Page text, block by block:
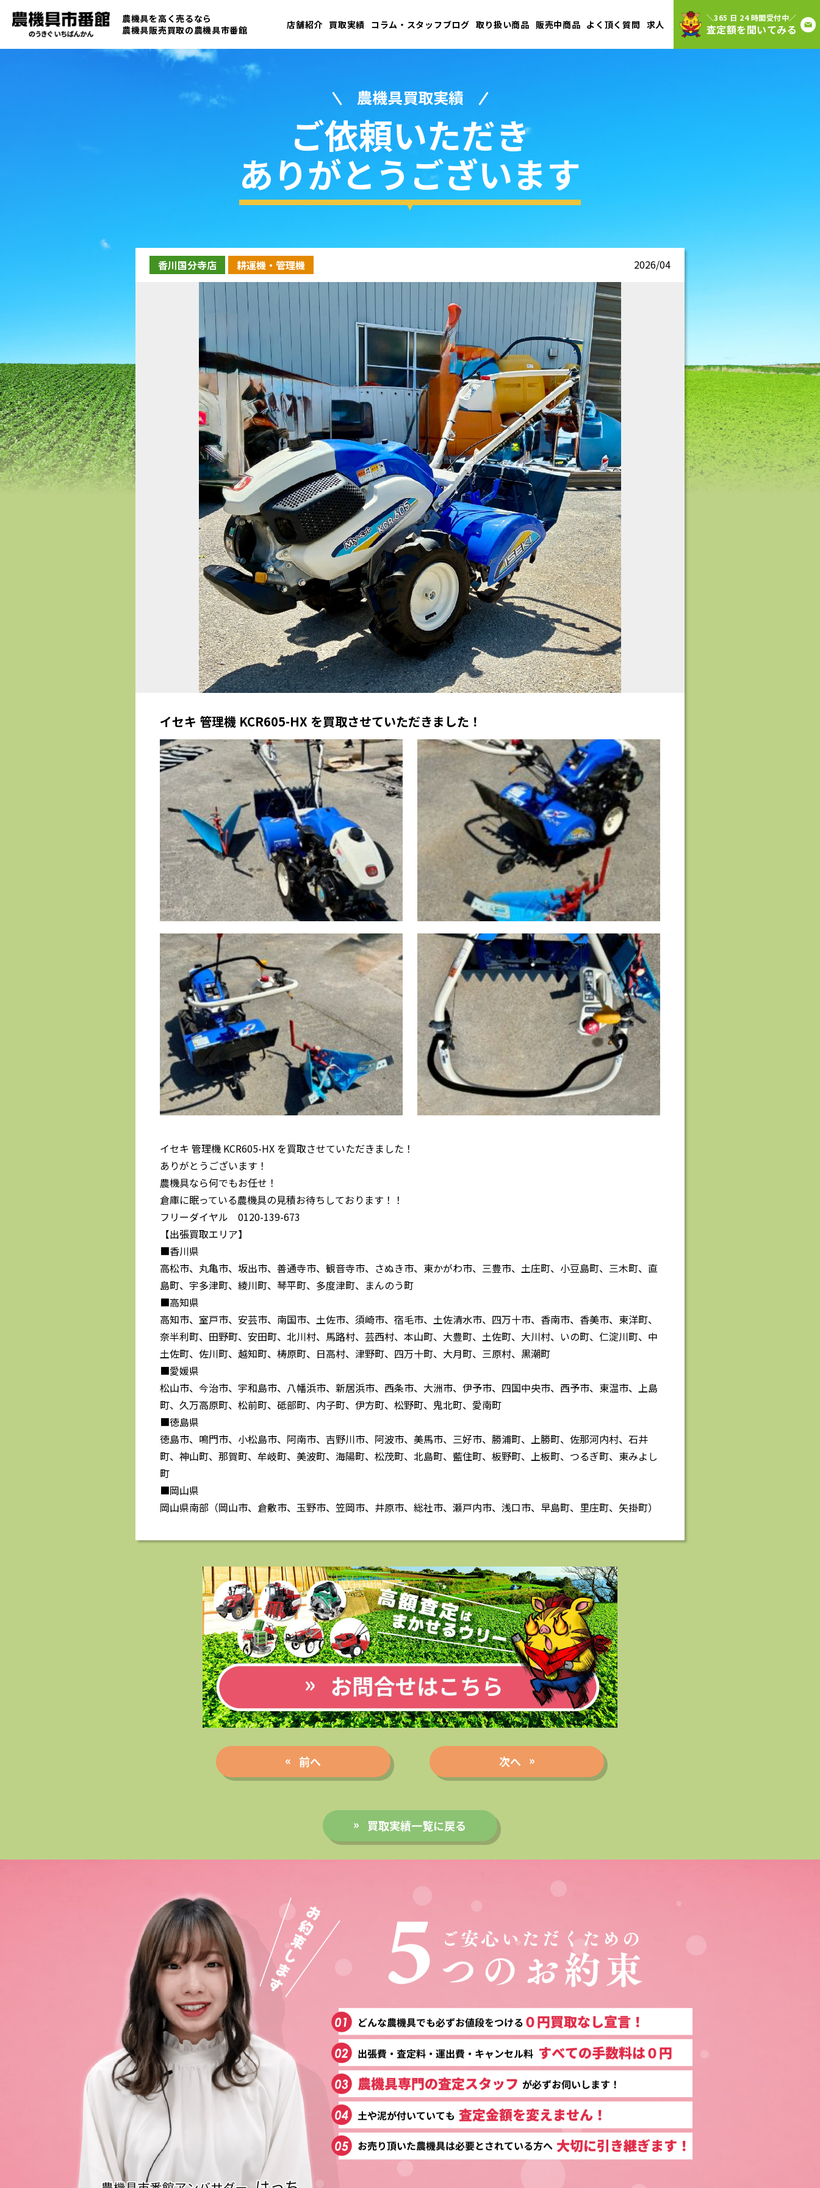
農機具を高く売るなら
農機具販売買取の農機具市番館 店舗紹介 買取実績 コラム・スタッフブログ 取り扱い商品 販売中商品 よく頂く質問 求人
＼365 日 24 時間受付中／
査定額を聞いてみる
農機具買取実績
ご依頼いただき
ありがとうございます
香川国分寺店 耕運機・管理機 2026/04
イセキ 管理機 KCR605-HX を買取させていただきました！
イセキ 管理機 KCR605-HX を買取させていただきました！
ありがとうございます！
農機具なら何でもお任せ！
倉庫に眠っている農機具の見積お待ちしております！！
フリーダイヤル 0120-139-673
【出張買取エリア】
■香川県
高松市、丸亀市、坂出市、善通寺市、観音寺市、さぬき市、東かがわ市、三豊市、土庄町、小豆島町、三木町、直
島町、宇多津町、綾川町、琴平町、多度津町、まんのう町
■高知県
高知市、室戸市、安芸市、南国市、土佐市、須崎市、宿毛市、土佐清水市、四万十市、香南市、香美市、東洋町、
奈半利町、田野町、安田町、北川村、馬路村、芸西村、本山町、大豊町、土佐町、大川村、いの町、仁淀川町、中
土佐町、佐川町、越知町、梼原町、日高村、津野町、四万十町、大月町、三原村、黒潮町
■愛媛県
松山市、今治市、宇和島市、八幡浜市、新居浜市、西条市、大洲市、伊予市、四国中央市、西予市、東温市、上島
町、久万高原町、松前町、砥部町、内子町、伊方町、松野町、鬼北町、愛南町
■徳島県
徳島市、鳴門市、小松島市、阿南市、吉野川市、阿波市、美馬市、三好市、勝浦町、上勝町、佐那河内村、石井
町、神山町、那賀町、牟岐町、美波町、海陽町、松茂町、北島町、藍住町、板野町、上板町、つるぎ町、東みよし
町
■岡山県
岡山県南部（岡山市、倉敷市、玉野市、笠岡市、井原市、総社市、瀬戸内市、浅口市、早島町、里庄町、矢掛町）
前へ 次へ
買取実績一覧に戻る